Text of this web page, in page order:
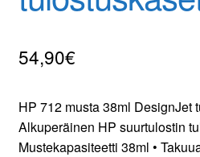
Oma tili
Tilaa uutiskirje
54,90€
HP 712 musta 38ml DesignJet
Alkuperäinen HP suurtulostin
Mustekapasiteetti 38ml •